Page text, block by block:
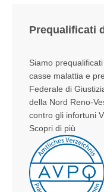
Prequalificati
Siamo
casse malattia e
Federale di
della Nord Reno-
contro gli infortuni
Scopri di più